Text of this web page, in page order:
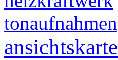
tonaufnahmen
ansichtskarte